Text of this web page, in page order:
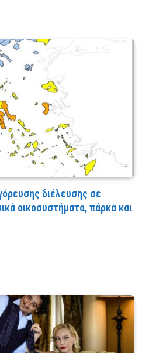
διέλευσης σε
οικοσυστήματα, πάρκα και